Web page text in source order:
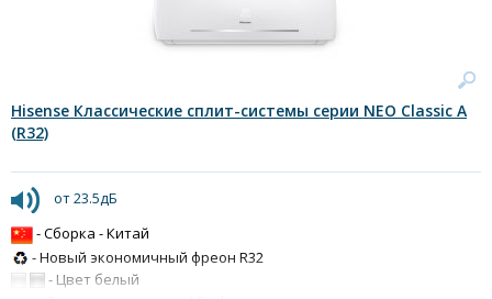
Hisense Классические сплит-системы серии NEO Classic A
(R32)
от 23.5дБ
- Сборка - Китай
- Новый экономичный фреон R32
- Цвет белый